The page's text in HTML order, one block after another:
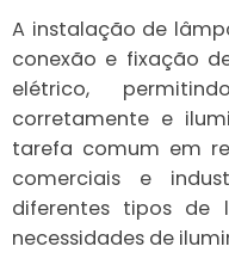
A instalação de
conexão e fixação
elétrico,
corretamente e
tarefa comum em
comerciais e
diferentes tipos de
necessidades de